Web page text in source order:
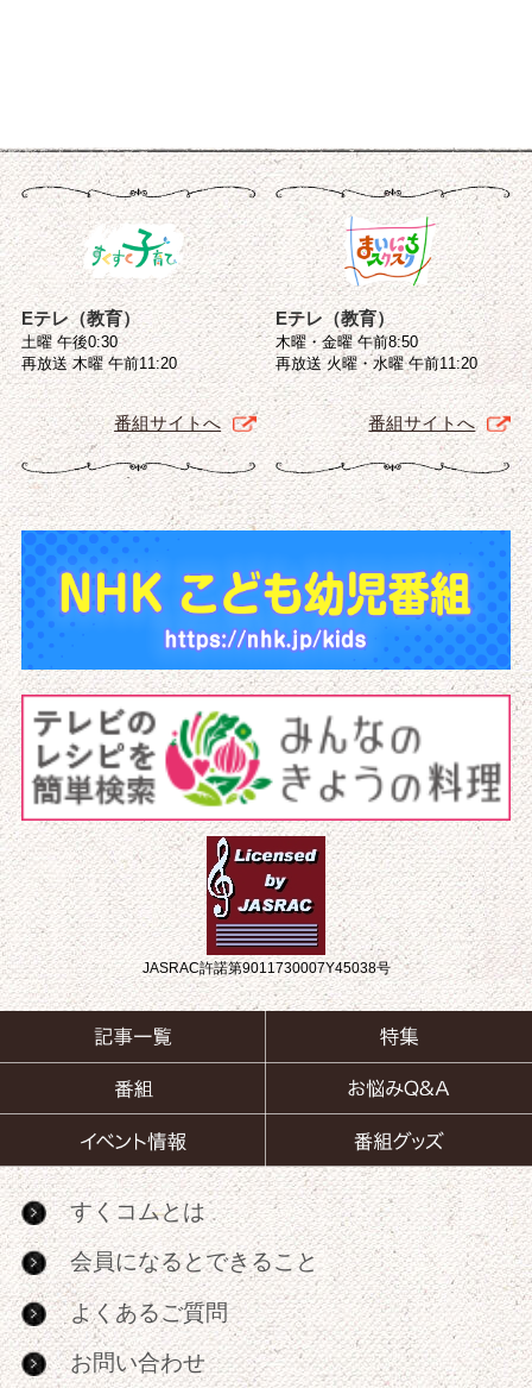
Eテレ（教育）
土曜 午後0:30
再放送 木曜 午前11:20
番組サイトへ
Eテレ（教育）
木曜・金曜 午前8:50
再放送 火曜・水曜 午前11:20
番組サイトへ
JASRAC許諾第9011730007Y45038号
すくコムとは
会員になるとできること
よくあるご質問
お問い合わせ